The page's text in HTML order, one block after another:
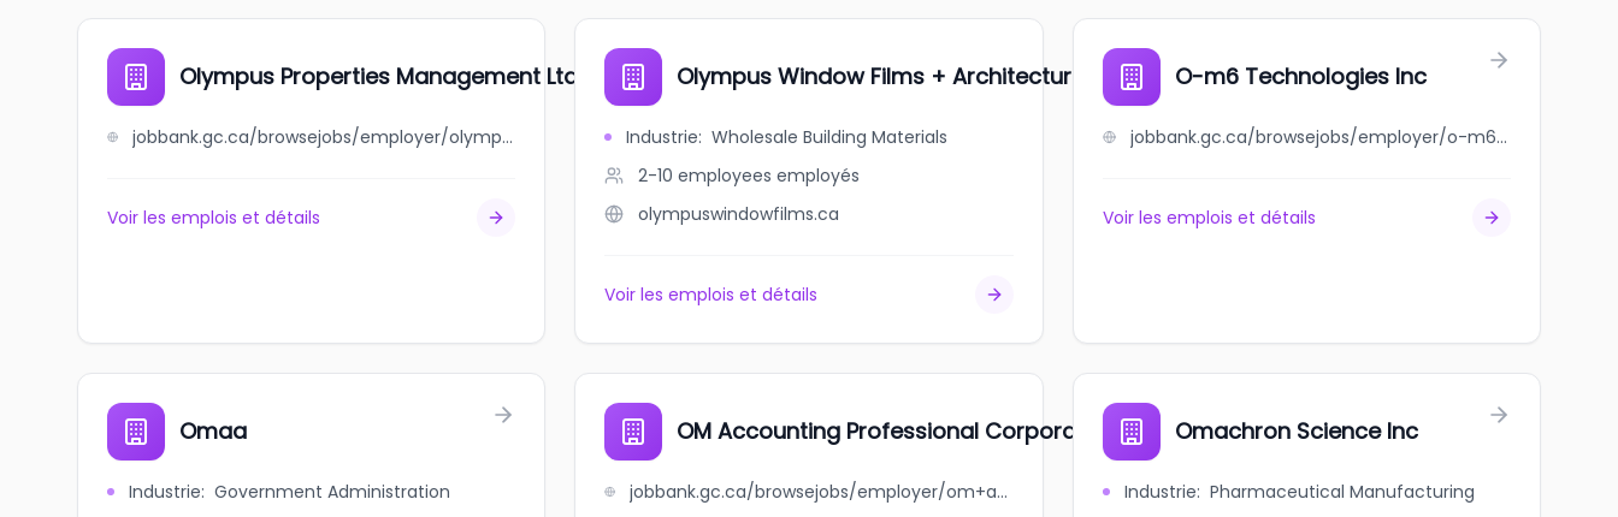
Olympus Properties Management Ltd
jobbank.gc.ca/browsejobs/employer/olympus+properties+management+ltd/ca
Voir les emplois et détails
Olympus Window Films + Architectural Designs
Industrie: Wholesale Building Materials
2-10 employees employés
olympuswindowfilms.ca
Voir les emplois et détails
O-m6 Technologies Inc
jobbank.gc.ca/browsejobs/employer/o-m6+technologies+inc/ca
Voir les emplois et détails
Omaa
Industrie: Government Administration
OM Accounting Professional Corporation
jobbank.gc.ca/browsejobs/employer/om+accounting+professional+corporation/ca
Omachron Science Inc
Industrie: Pharmaceutical Manufacturing